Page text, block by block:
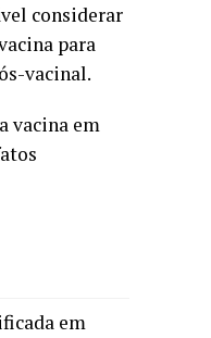
considerar
para
vacinal.
vacina em
em